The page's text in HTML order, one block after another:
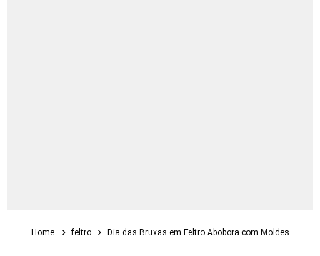
Home feltro Dia das Bruxas em Feltro Abobora com Moldes